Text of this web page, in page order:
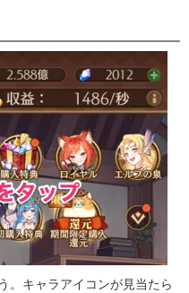
。キャラアイコンが見当たら